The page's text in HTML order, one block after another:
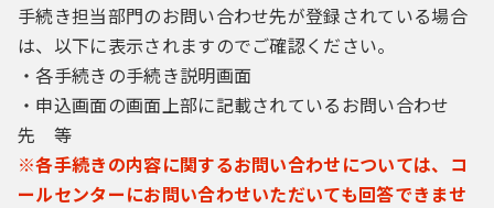
手続き担当部門のお問い合わせ先が登録されている場合
は、以下に表示されますのでご確認ください。
・各手続きの手続き説明画面
・申込画面の画面上部に記載されているお問い合わせ
先 等
※各手続きの内容に関するお問い合わせについては、コ
ールセンターにお問い合わせいただいても回答できませ